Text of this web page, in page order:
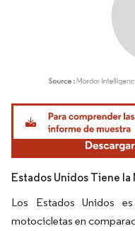
Imagen © Mordor Intelligence.
Estados Unidos Tiene
Los Estados Unidos
motocicletas en